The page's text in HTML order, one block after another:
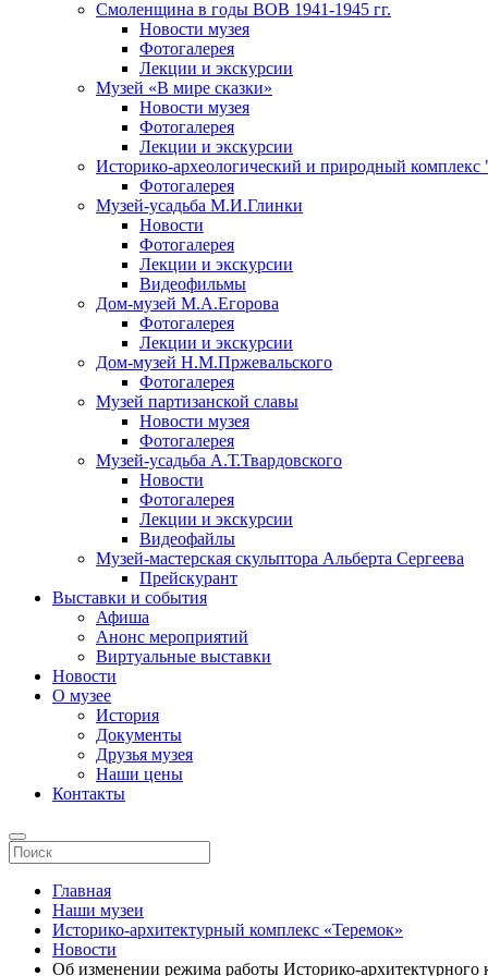
Смоленщина в годы ВОВ 1941-1945 гг.
Новости музея
Фотогалерея
Лекции и экскурсии
Музей «В мире сказки»
Новости музея
Фотогалерея
Лекции и экскурсии
Историко-археологический и природный комплекс
Фотогалерея
Музей-усадьба М.И.Глинки
Новости
Фотогалерея
Лекции и экскурсии
Видеофильмы
Дом-музей М.А.Егорова
Фотогалерея
Лекции и экскурсии
Дом-музей Н.М.Пржевальского
Фотогалерея
Музей партизанской славы
Новости музея
Фотогалерея
Музей-усадьба А.Т.Твардовского
Новости
Фотогалерея
Лекции и экскурсии
Видеофайлы
Музей-мастерская скульптора Альберта Сергеева
Прейскурант
Выставки и события
Афиша
Анонс мероприятий
Виртуальные выставки
Новости
О музее
История
Документы
Друзья музея
Наши цены
Контакты
Главная
Наши музеи
Историко-архитектурный комплекс «Теремок»
Новости
Об изменении режима работы Историко-архитектурного